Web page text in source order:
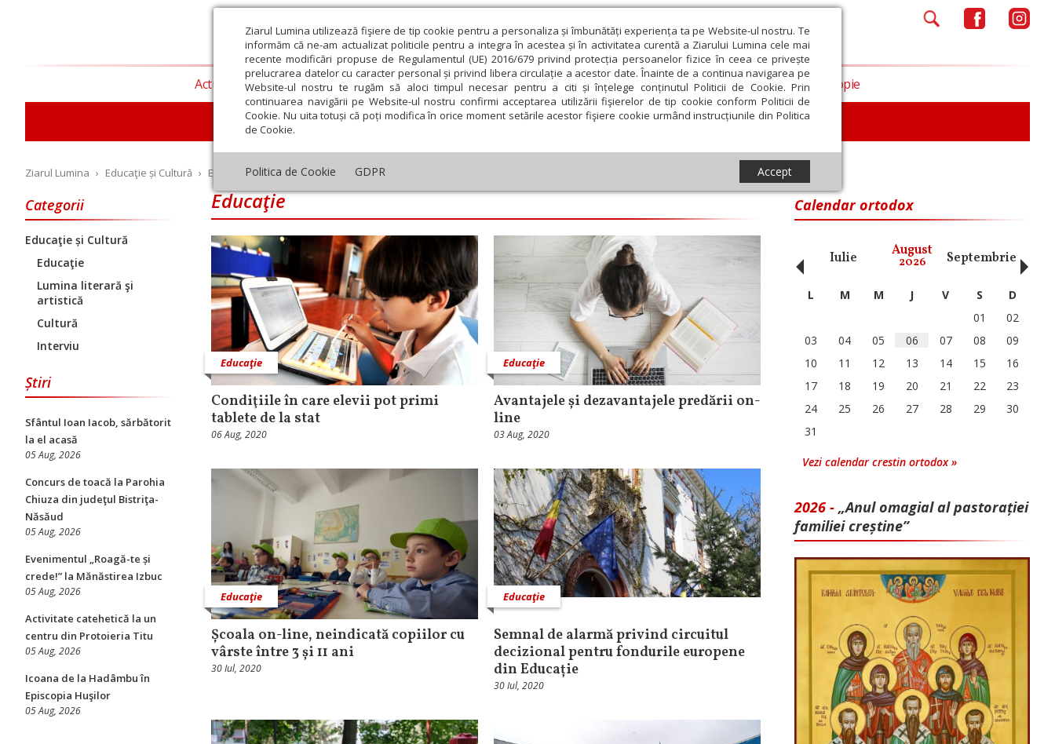
Ziarul Lumina utilizează fişiere de tip cookie pentru a personaliza și îmbunătăți experiența ta pe Website-ul nostru. Te
informăm că ne-am actualizat politicile pentru a integra în acestea și în activitatea curentă a Ziarului Lumina cele mai
recente modificări propuse de Regulamentul (UE) 2016/679 privind protecția persoanelor fizice în ceea ce privește
prelucrarea datelor cu caracter personal și privind libera circulație a acestor date. Înainte de a continua navigarea pe
Website-ul nostru te rugăm să aloci timpul necesar pentru a citi și înțelege conținutul Politicii de Cookie. Prin
continuarea navigării pe Website-ul nostru confirmi acceptarea utilizării fişierelor de tip cookie conform Politicii de
Cookie. Nu uita totuși că poți modifica în orice moment setările acestor fişiere cookie urmând instrucțiunile din Politica
de Cookie.
Politica de Cookie GDPR Accept
Actualitate religioasă Teologie și spiritualitate Educaţie și Cultură
Educaţie Lumina literară şi artistică Cultură Interviu
Societate Opinii Filantropie
Ziarul Lumina › Educaţie și Cultură › Educaţie
Categorii
Educaţie și Cultură
Educaţie
Lumina literară şi
artistică
Cultură
Interviu
Știri
Sfântul Ioan Iacob, sărbătorit
la el acasă
05 Aug, 2026
​Concurs de toacă la Parohia
Chiuza din judeţul Bistriţa-
Năsăud
05 Aug, 2026
Evenimentul „Roagă-te și
crede!” la Mănăstirea Izbuc
05 Aug, 2026
Activitate catehetică la un
centru din Protoieria Titu
05 Aug, 2026
Icoana de la Hadâmbu în
Episcopia Huşilor
05 Aug, 2026
Educaţie
Educaţie
Condiţiile în care elevii pot primi
tablete de la stat
06 Aug, 2020
Educaţie
Avantajele și dezavantajele predării on-
line
03 Aug, 2020
Educaţie
Școala on-line, neindicată copiilor cu
vârste între 3 și 11 ani
30 Iul, 2020
Educaţie
Semnal de alarmă privind circuitul
decizional pentru fondurile europene
din Educație
30 Iul, 2020
Calendar ortodox
August Octombrie Noiembrie Decembrie Ianuarie Februarie Martie Aprilie Iunie Iulie August
2026 Septembrie
‹ L M M J V S
D
01
02
03
04 05 06 07 08
09
10
11 12 13 14 15
16
17
18 19 20 21 22
23
24
25 26 27 28 29
30
31
Vezi calendar crestin ortodox »
2026 - „Anul omagial al pastorației
familiei creștine”